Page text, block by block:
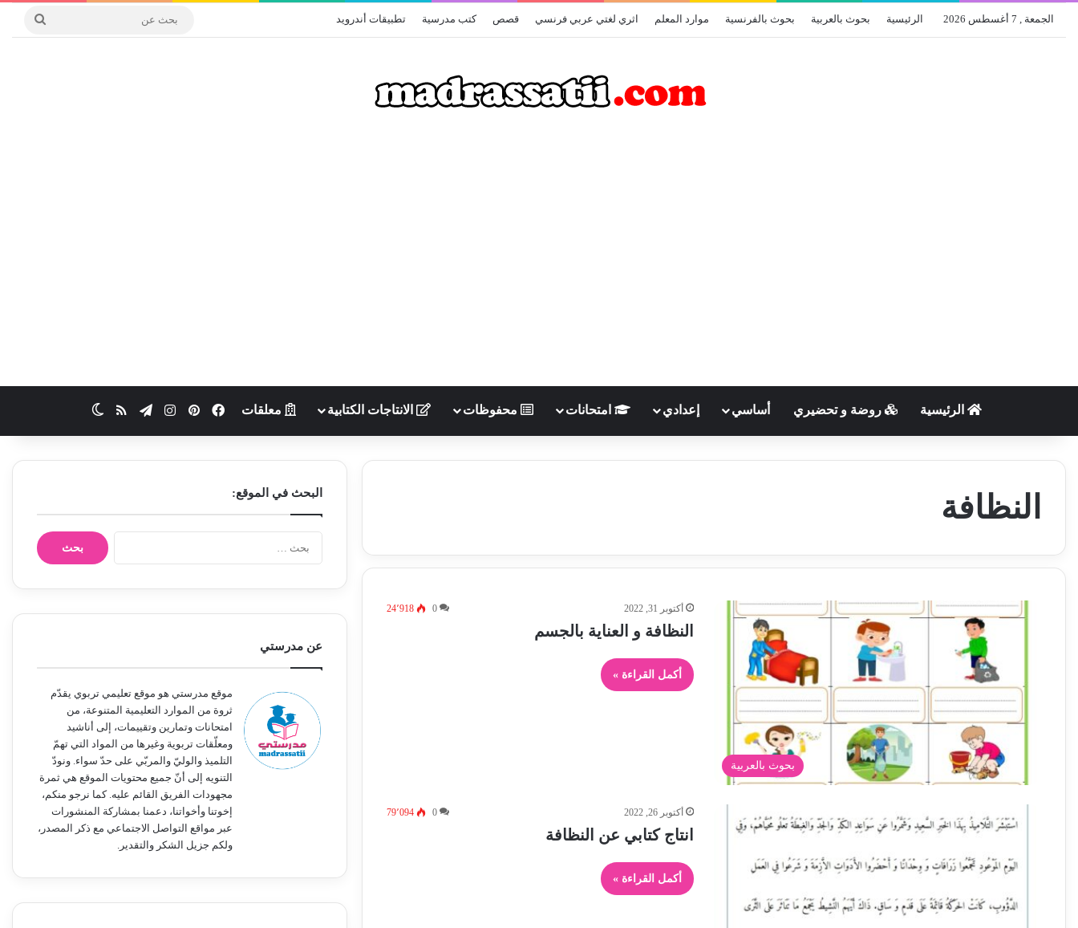
الجمعة , 7 أغسطس 2026 الرئيسية بحوث بالعربية بحوث بالفرنسية موارد المعلم اثري لغتي عربي فرنسي قصص كتب مدرسية تطبيقات أندرويد
الرئيسية روضة و تحضيري أساسي إعدادي امتحانات محفوظات الانتاجات الكتابية معلقات فيسبوكبينتيريستانستقرامتيلقرامملخص الموقع RSS
النظافة
بحوث بالعربية
أكتوبر 31, 2022 0 24٬918
النظافة و العناية بالجسم
أكمل القراءة »
أكتوبر 26, 2022 0 79٬094
انتاج كتابي عن النظافة
أكمل القراءة »
البحث في الموقع:
ح
عن مدرستي
موقع مدرستي هو موقع تعليمي تربوي يقدّم
ثروة من الموارد التعليمية المتنوعة، من
امتحانات وتمارين وتقييمات، إلى أناشيد
ومعلّقات تربوية وغيرها من المواد التي تهمّ
التلميذ والوليّ والمربّي على حدّ سواء. ونودّ
التنويه إلى أنّ جميع محتويات الموقع هي ثمرة
مجهودات الفريق القائم عليه. كما نرجو منكم،
إخوتنا وأخواتنا، دعمنا بمشاركة المنشورات
عبر مواقع التواصل الاجتماعي مع ذكر المصدر،
ولكم جزيل الشكر والتقدير.